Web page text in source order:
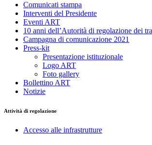
Comunicati stampa
Interventi del Presidente
Eventi ART
10 anni dell’Autorità di regolazione dei
Campagna di comunicazione 2021
Press-kit
Presentazione istituzionale
Logo ART
Foto gallery
Bollettino ART
Notizie
Attività di regolazione
Accesso alle infrastrutture